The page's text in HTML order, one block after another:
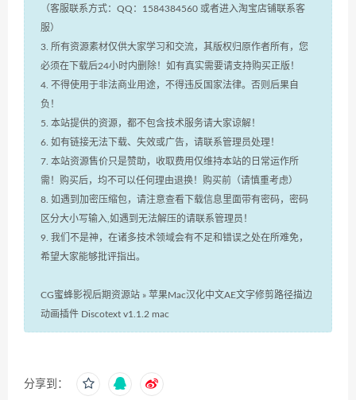
（客服联系方式：QQ：1584384560 或者进入淘宝店铺联系客
服）
3. 所有资源素材仅供大家学习和交流，其版权归原作者所有，您
必须在下载后24小时内删除！如有真实需要请支持购买正版！
4. 不得使用于非法商业用途，不得违反国家法律。否则后果自
负！
5. 本站提供的资源，都不包含技术服务请大家谅解！
6. 如有链接无法下载、失效或广告，请联系管理员处理！
7. 本站资源售价只是赞助，收取费用仅维持本站的日常运作所
需！购买后，均不可以任何理由退换！购买前（请慎重考虑）
8. 如遇到加密压缩包，请注意查看下载信息里面带有密码，密码
区分大小写输入,如遇到无法解压的请联系管理员！
9. 我们不是神，在诸多技术领域会有不足和错误之处在所难免，
希望大家能够批评指出。
CG蜜蜂影视后期资源站 » 苹果Mac汉化中文AE文字修剪路径描边
动画插件 Discotext v1.1.2 mac
分享到：